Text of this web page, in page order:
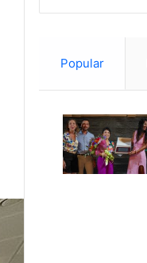
Popular